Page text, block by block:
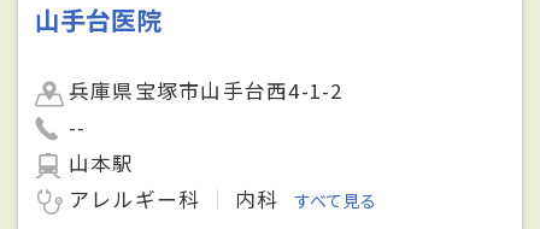
山手台医院
兵庫県宝塚市山手台西4-1-2
--
山本駅
アレルギー科
内科 すべて見る